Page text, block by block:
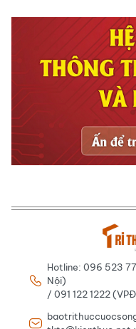
Hotline: 096 523
Nội)
/ 091 122 1222